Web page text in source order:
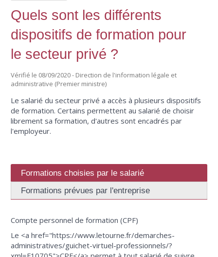
Quels sont les différents
dispositifs de formation pour
le secteur privé ?
Vérifié le 08/09/2020 - Direction de l'information légale et
administrative (Premier ministre)
Le salarié du secteur privé a accès à plusieurs dispositifs
de formation. Certains permettent au salarié de choisir
librement sa formation, d'autres sont encadrés par
l'employeur.
Formations choisies par le salarié
Formations prévues par l'entreprise
Compte personnel de formation (CPF)
Le <a href="https://www.letourne.fr/demarches-
administratives/guichet-virtuel-professionnels/?